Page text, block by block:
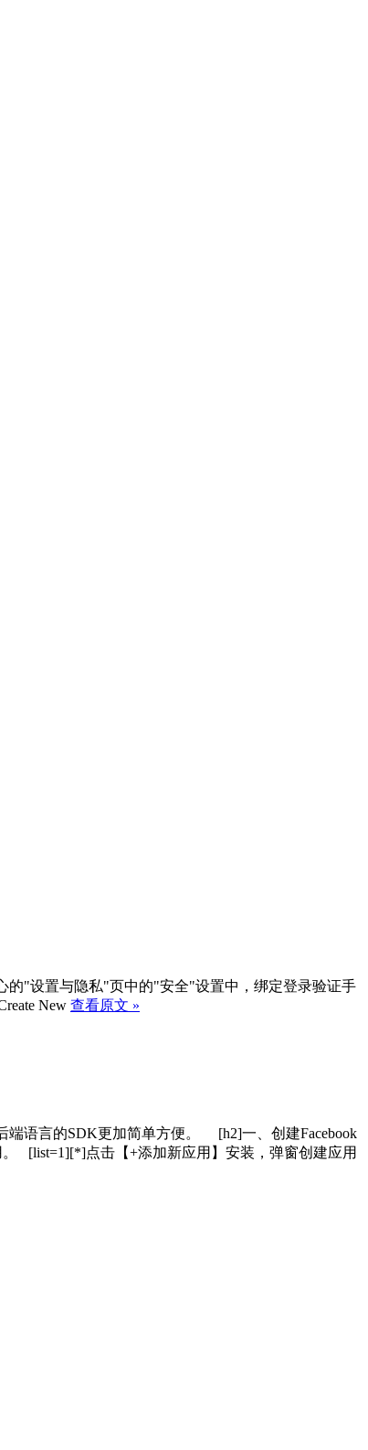
"设置与隐私"页中的"安全"设置中，绑定登录验证手
New 查看原文 »
端语言的SDK更加简单方便。 [h2]一、创建Facebook
。 [list=1][*]点击【+添加新应用】安装，弹窗创建应用